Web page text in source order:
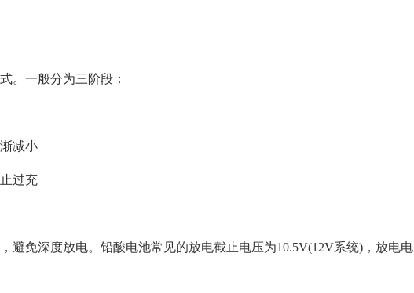
一般分为三阶段：
减小
过充
免深度放电。铅酸电池常见的放电截止电压为10.5V(12V系统)，放电电